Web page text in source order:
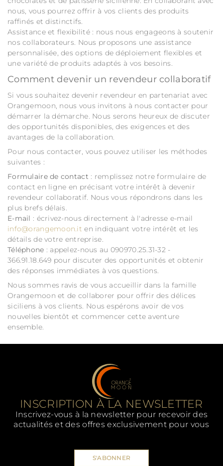
nous, vous pourrez offrir à vos clients des produits
raffinés et distinctifs.
Assistance et flexibilité : nous nous engageons à soutenir
nos collaborateurs. Nous proposons une assistance
personnalisée, des options de déploiement flexibles et
une variété de produits adaptés à vos besoins.
Comment devenir un revendeur collaboratif
Si vous souhaitez devenir revendeur en partenariat avec
Orangemoon, nous vous invitons à nous contacter pour
démarrer la démarche. Nous serons heureux de discuter
des opportunités disponibles, des exigences et des
avantages de la collaboration.
Pour nous contacter, vous pouvez utiliser les méthodes
suivantes :
Formulaire de contact : remplissez notre formulaire de
contact en ligne en précisant votre intérêt à devenir
revendeur collaboratif. Nous vous répondrons dans les
plus brefs délais.
E-mail : écrivez-nous directement à l'adresse e-mail
info@orangemoon.it en indiquant votre intérêt et les
détails de votre entreprise.
Téléphone : appelez-nous au 090970.25.31-32 -
366.91.18.649 pour discuter des opportunités et obtenir
des réponses immédiates à vos questions.
Nous sommes ravis de vous accueillir dans la famille
Orangemoon et de collaborer pour offrir des délices
siciliens à vos clients. Nous espérons avoir de vos
nouvelles bientôt et commencer cette aventure
ensemble.
INSCRIPTION À LA NEWSLETTER
Inscrivez-vous à la newsletter pour recevoir des
actualités et des offres exclusivement pour vous
S'ABONNER